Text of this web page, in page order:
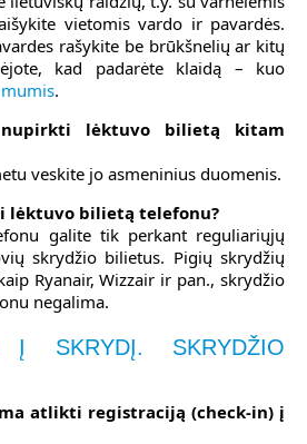
vietomis vardo ir pavardės.
rašykite be brūkšnelių ar kitų
kad padarėte klaidą – kuo
mumis.
lėktuvo bilietą kitam
veskite jo asmeninius duomenis.
lėktuvo bilietą telefonu?
galite tik perkant reguliariųjų
skrydžio bilietus. Pigių skrydžių
Ryanair, Wizzair ir pan., skrydžio
negalima.
Į SKRYDĮ. SKRYDŽIO
atlikti registraciją (check-in) į